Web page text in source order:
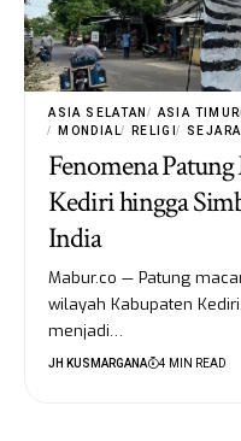
ASIA SELATAN ASIA TIMUR
MONDIAL
RELIGI
Fenomena
Kediri hingga
India
Mabur.co — Patung
wilayah Kabupaten
menjadi…
JH KUSMARGANA 4 MIN READ